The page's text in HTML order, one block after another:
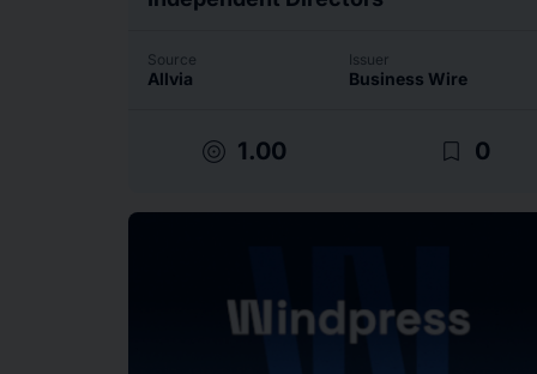
Source
Allvia
Issuer
Business Wire
target 1.00 bookmark_border 0